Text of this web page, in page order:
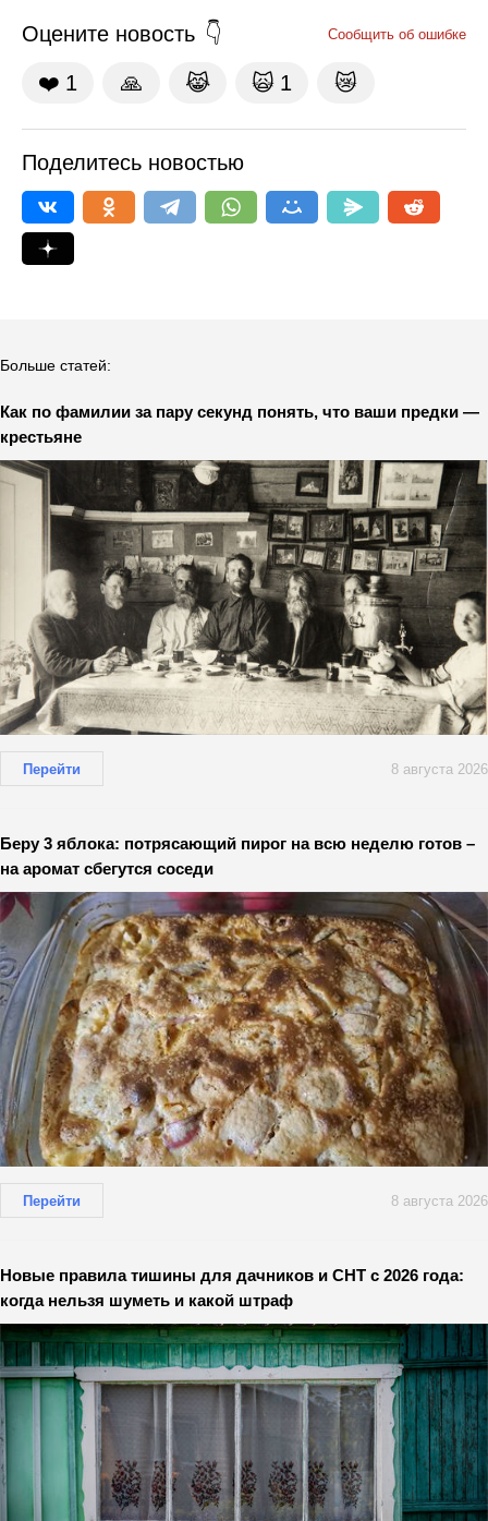
Оцените новость Сообщить об ошибке
❤️ 1 🙏 😹 🙀 1 😿
Поделитесь новостью
Больше статей:
Как по фамилии за пару секунд понять, что ваши предки —
крестьяне
Перейти 8 августа 2026
Беру 3 яблока: потрясающий пирог на всю неделю готов –
на аромат сбегутся соседи
Перейти 8 августа 2026
Новые правила тишины для дачников и СНТ с 2026 года:
когда нельзя шуметь и какой штраф